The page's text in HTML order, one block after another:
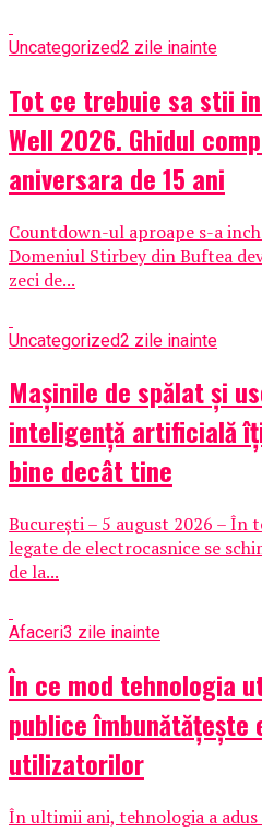
Uncategorized2 zile inainte
Tot ce trebuie sa stii
Well 2026. Ghidul
aniversara de 15 ani
Countdown-ul aproape s-a
Domeniul Stirbey din Buftea
zeci de...
Uncategorized2 zile inainte
Mașinile de spălat și
inteligență artificială
bine decât tine
București – 5 august 2026 – În
legate de electrocasnice se
de la...
Afaceri3 zile inainte
În ce mod tehnologia
publice îmbunătățește
utilizatorilor
În ultimii ani, tehnologia a